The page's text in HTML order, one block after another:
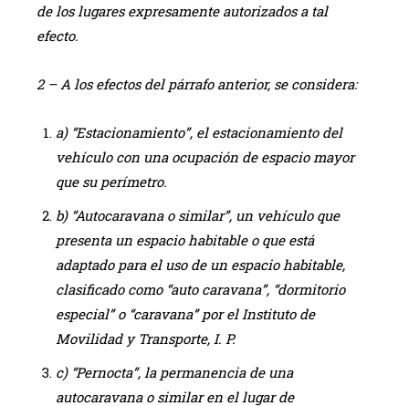
de los lugares expresamente autorizados a tal
efecto.
2 – A los efectos del párrafo anterior, se considera:
a) “Estacionamiento”, el estacionamiento del
vehículo con una ocupación de espacio mayor
que su perímetro.
b) “Autocaravana o similar”, un vehículo que
presenta un espacio habitable o que está
adaptado para el uso de un espacio habitable,
clasificado como “auto caravana”, “dormitorio
especial” o “caravana” por el Instituto de
Movilidad y Transporte, I. P.
c) “Pernocta”, la permanencia de una
autocaravana o similar en el lugar de